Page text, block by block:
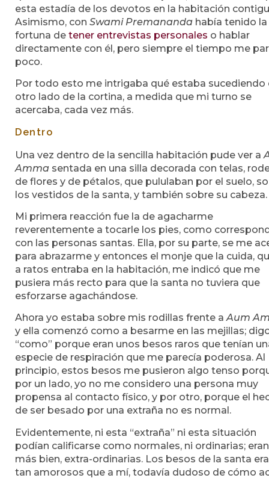
esta estadía de los devotos en la habitación
Asimismo, con Swami Premananda había tenido la
fortuna de tener entrevistas personales o hablar
directamente con él, pero siempre el tiempo me
poco.
Por todo esto me intrigaba qué estaba sucediendo
otro lado de la cortina, a medida que mi turno se
acercaba, cada vez más.
Dentro
Una vez dentro de la sencilla habitación pude ver a
Amma sentada en una silla decorada con telas,
de flores y de pétalos, que pululaban por el suelo,
los vestidos de la santa, y también sobre su cabeza.
Mi primera reacción fue la de agacharme
reverentemente a tocarle los pies, como
con las personas santas. Ella, por su parte, se me
para abrazarme y entonces el monje que la cuida,
a ratos entraba en la habitación, me indicó que me
pusiera más recto para que la santa no tuviera que
esforzarse agachándose.
Ahora yo estaba sobre mis rodillas frente aAum
y ella comenzó como a besarme en las mejillas;
“como” porque eran unos besos raros que tenían
especie de respiración que me parecía poderosa. Al
principio, estos besos me pusieron algo tenso
por un lado, yo no me considero una persona muy
propensa al contacto físico, y por otro, porque el
de ser besado por una extraña no es normal.
Evidentemente, ni esta “extraña” ni esta situación
podían calificarse como normales, ni ordinarias;
más bien, extra-ordinarias. Los besos de la santa
tan amorosos que a mí, todavía dudoso de cómo